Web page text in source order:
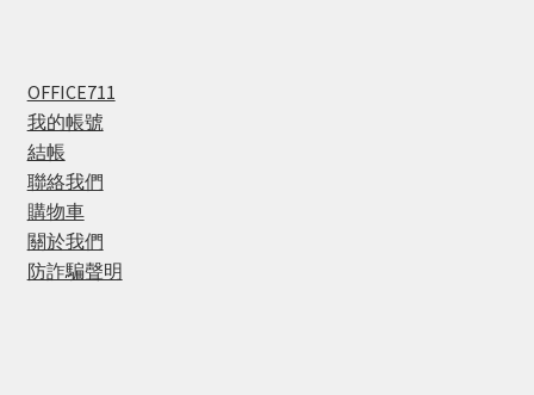
OFFICE711
我的帳號
結帳
聯絡我們
購物車
關於我們
防詐騙聲明